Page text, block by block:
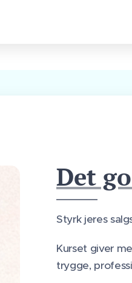
Det
Styrk jeres
Kurset giver
trygge,